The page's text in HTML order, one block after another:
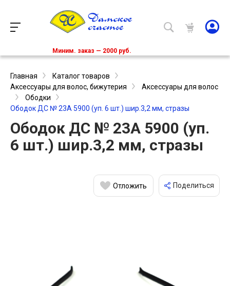
Миним. заказ — 2000 руб.
Главная
Каталог товаров
Аксессуары для волос, бижутерия
Аксессуары для волос
Ободки
Ободок ДС № 23А 5900 (уп. 6 шт.) шир.3,2 мм, стразы
Ободок ДС № 23А 5900 (уп.
6 шт.) шир.3,2 мм, стразы
Отложить Поделиться